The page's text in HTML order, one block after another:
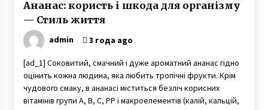
Ананас: користь і шкода для організму
— Стиль життя
admin 3 года ago
[ad_1] Соковитий, смачний і дуже ароматний ананас гідно
оцінить кожна людина, яка любить тропічні фрукти. Крім
чудового смаку, в ананасі міститься безліч корисних
вітамінів групи А, В, С, РР і макроелементів (калій, кальцій,